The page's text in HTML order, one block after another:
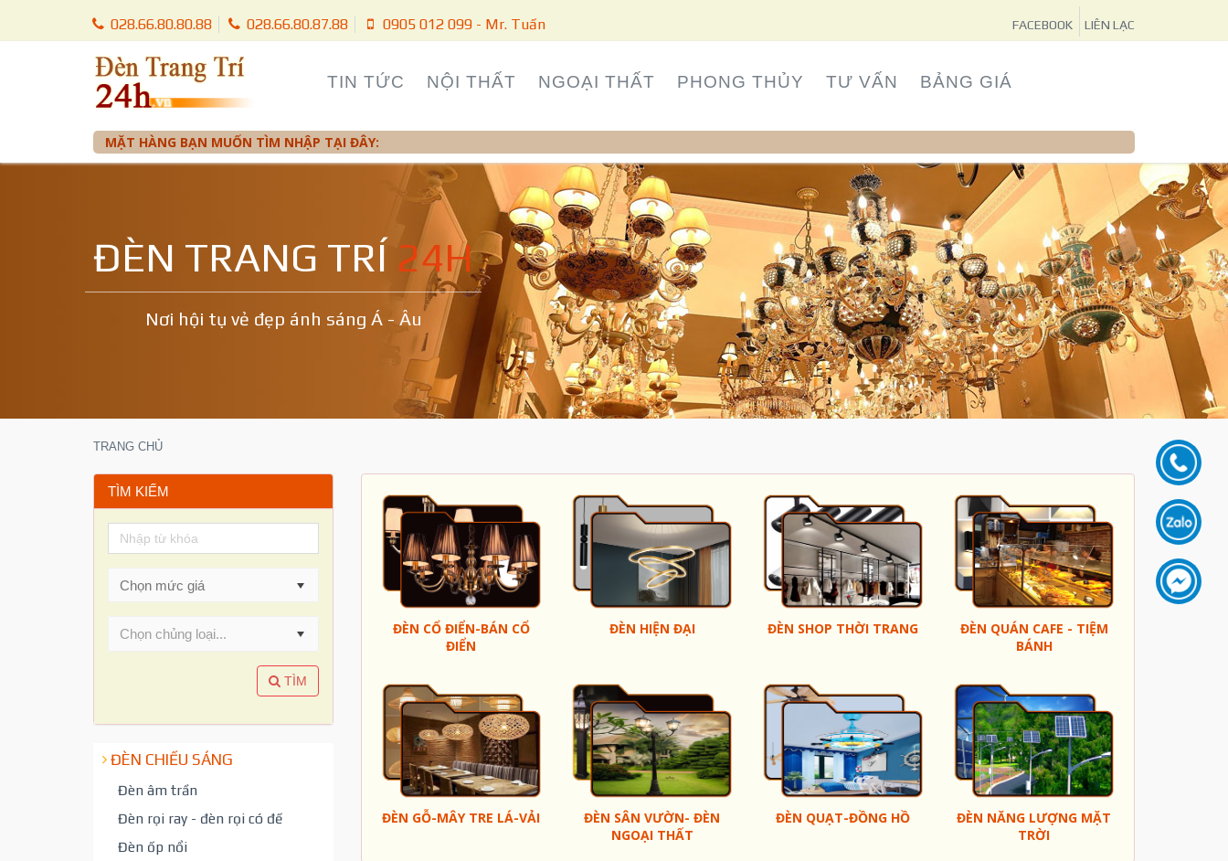
028.66.80.80.88 028.66.80.87.88 0905 012 099 - Mr. Tuấn FACEBOOK LIÊN LẠC
TIN TỨC NỘI THẤT NGOẠI THẤT PHONG THỦY TƯ VẤN BẢNG GIÁ
MẶT HÀNG BẠN MUỐN TÌM NHẬP TẠI ĐÂY:
ĐÈN TRANG TRÍ 24H
Nơi hội tụ vẻ đẹp ánh sáng Á - Âu
TRANG CHỦ
TÌM KIẾM
Chọn chủng loại...
TÌM
ĐÈN CHIẾU SÁNG
Đèn âm trần
Đèn rọi ray - đèn rọi có đế
Đèn ốp nổi
ĐÈN CỔ ĐIỂN-BÁN CỔ
ĐIỂN
ĐÈN HIỆN ĐẠI ĐÈN SHOP THỜI TRANG
ĐÈN QUÁN CAFE - TIỆM
BÁNH
ĐÈN GỖ-MÂY TRE LÁ-VẢI
ĐÈN SÂN VƯỜN- ĐÈN
NGOẠI THẤT
ĐÈN QUẠT-ĐỒNG HỒ
ĐÈN NĂNG LƯỢNG MẶT
TRỜI